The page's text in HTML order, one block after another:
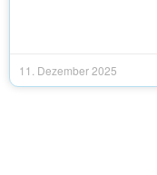
11. Dezember 2025